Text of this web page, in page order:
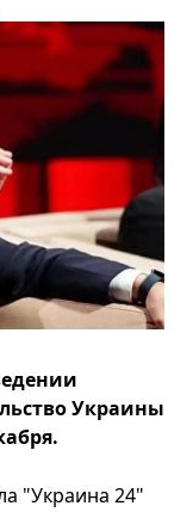
Украины
"Украина 24"